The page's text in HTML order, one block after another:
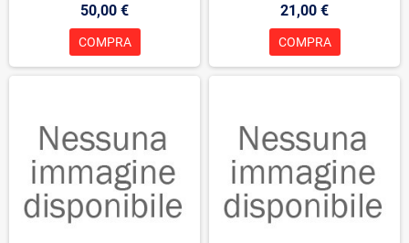
50,00 €
COMPRA
21,00 €
COMPRA